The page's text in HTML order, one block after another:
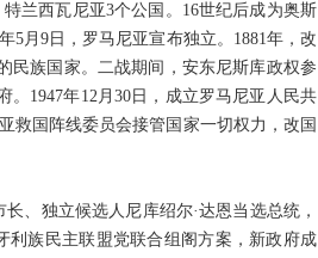
兰西瓦尼亚3个公国。16世纪后成为奥斯
5月9日，罗马尼亚宣布独立。1881年，改
民族国家。二战期间，安东尼斯库政权参
。1947年12月30日，成立罗马尼亚人民共
救国阵线委员会接管国家一切权力，改国
、独立候选人尼库绍尔·达恩当选总统，
利族民主联盟党联合组阁方案，新政府成